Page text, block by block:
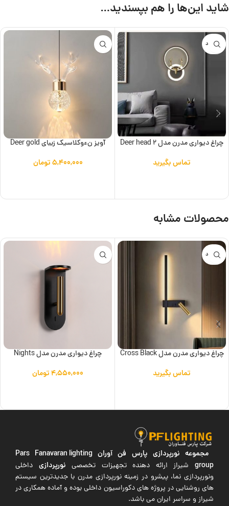
شاید این‌ها را هم بپسندید…
ناموجود
چراغ دیواری مدرن مدل Deer head 2
تماس بگیرید
آویز نءوکلاسیک زیبای Deer gold
۵,۴۰۰,۰۰۰تومان
محصولات مشابه
ناموجود
چراغ دیواری مدرن مدل Cross Black
تماس بگیرید
چراغ دیواری مدرن مدل Nights
۴,۵۵۰,۰۰۰تومان
مجموعه نورپردازی پارس فن آوران Pars Fanavaran lighting
groupشیراز ارائه دهنده تجهیزات تخصصی نورپردازی داخلی
ونورپردازی نما، پیشرو در زمینه نورپردازی مدرن با جدیدترین سیستم
های روشنایی در پروژه های دکوراسیون داخلی بوده و آماده همکاری در
شیراز و سراسر ایران می باشد.